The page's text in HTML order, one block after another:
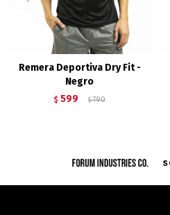
Remera Deportiva Dry Fit -
Negro
$ 599 $ 790